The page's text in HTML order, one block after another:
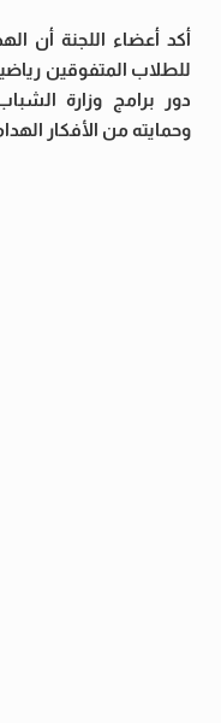
أكد أعضاء اللجنة أن
للطلاب المتفوقين
دور برامج وزارة
وحمايته من الأفكار